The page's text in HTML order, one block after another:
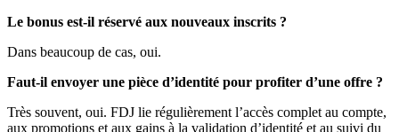
Le bonus est-il réservé aux nouveaux inscrits ?
Dans beaucoup de cas, oui.
Faut-il envoyer une pièce d’identité pour profiter d’une offre ?
Très souvent, oui. FDJ lie régulièrement l’accès complet au compte,
aux promotions et aux gains à la validation d’identité et au suivi du